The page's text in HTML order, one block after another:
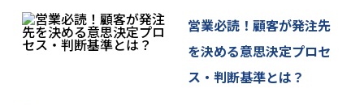
営業必読！顧客が発注先
を決める意思決定プロセ
ス・判断基準とは？